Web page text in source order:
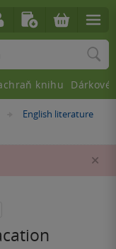
»
English literature
knihu Dárkové